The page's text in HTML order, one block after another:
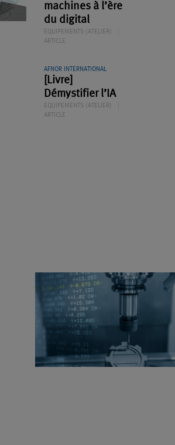
machines à l’ère
du digital
EQUIPEMENTS (ATELIER)
ARTICLE
AFNOR INTERNATIONAL
[Livre]
Démystifier l’IA
EQUIPEMENTS (ATELIER)
ARTICLE